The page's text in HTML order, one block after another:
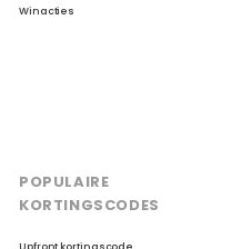
Winacties
POPULAIRE
KORTINGSCODES